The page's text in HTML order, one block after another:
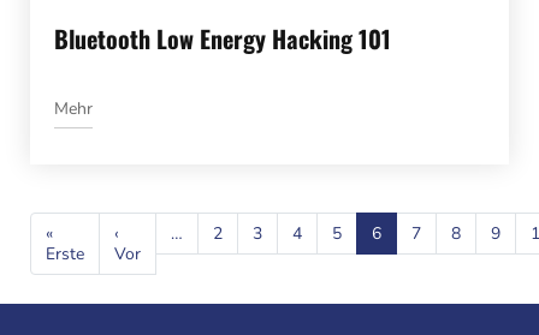
Bluetooth Low Energy Hacking 101
Mehr
Seitennummerierung
«
Erste Erste
Seite
‹
Vor Vorherige
Seite
… 2 3 4 5 6 7 8 9